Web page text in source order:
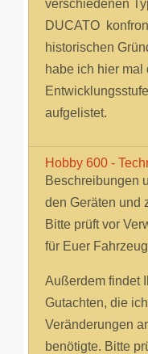
verschiedenen
DUCATO
historischen
habe ich hier
aufgelistet.
Hobby 600 -
Beschreibungen
den Geräten und
Bitte prüft vor
für Euer
Außerdem findet
Gutachten, die
Veränderungen
benötigte. Bitte